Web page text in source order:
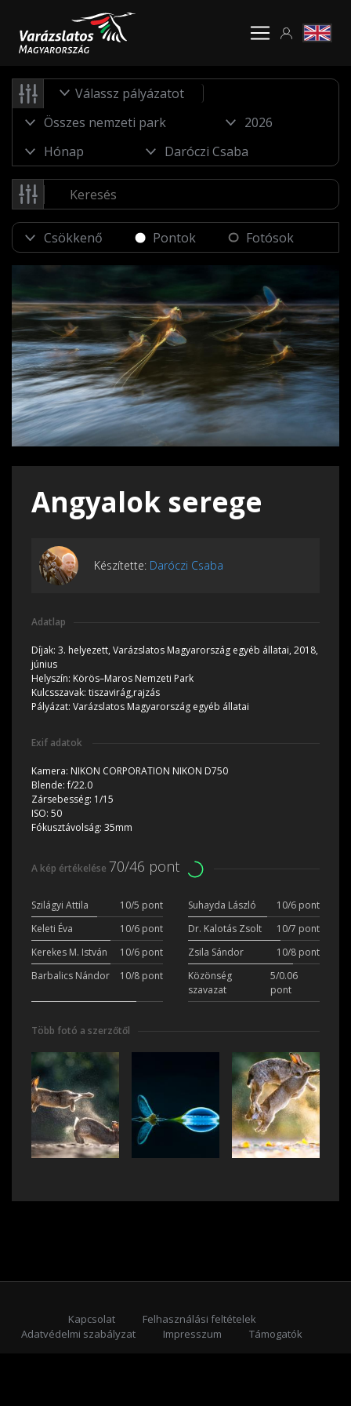
Válassz pályázatot
Pontok Fotósok
Angyalok serege
Készítette: Daróczi Csaba
Adatlap
Díjak: 3. helyezett, Varázslatos Magyarország egyéb állatai, 2018,
június
Helyszín: Körös–Maros Nemzeti Park
Kulcsszavak: tiszavirág,rajzás
Pályázat: Varázslatos Magyarország egyéb állatai
Exif adatok
Kamera: NIKON CORPORATION NIKON D750
Blende:f/22.0
Zársebesség: 1/15
ISO: 50
Fókusztávolság: 35mm
A kép értékelése 70/46 pont
Szilágyi Attila 10/5 pont Suhayda László
10/6 pont
Keleti Éva
10/6 pont Dr. Kalotás Zsolt
10/7 pont
Kerekes M. István
10/6 pont Zsila Sándor
10/8 pont
Barbalics Nándor
10/8 pont
Közönség
szavazat
5/0.06
pont
Több fotó a szerzőtől
Kapcsolat
Felhasználási feltételek
Adatvédelmi szabályzat
Impresszum
Támogatók